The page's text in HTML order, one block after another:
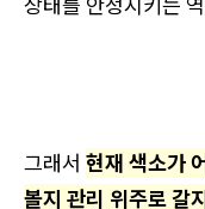
상태를 안정시키는
그래서 현재 색소가
볼지 관리 위주로 갈